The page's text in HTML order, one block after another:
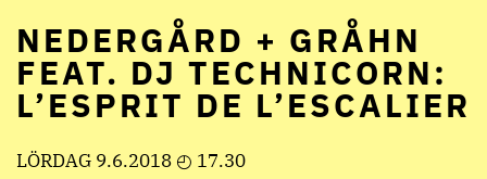
NEDERGÅRD + GRÅHN
FEAT. DJ TECHNICORN:
L’ESPRIT DE L’ESCALIER
LÖRDAG 9.6.2018 ◴ 17.30